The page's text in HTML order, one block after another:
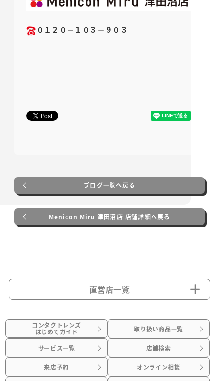
０１２０－１０３－９０３
ブログ一覧へ戻る
Menicon Miru 津田沼店 店舗詳細へ戻る
直営店一覧
コンタクトレンズ
はじめてガイド 取り扱い商品一覧
サービス一覧 店舗検索
来店予約 オンライン相談